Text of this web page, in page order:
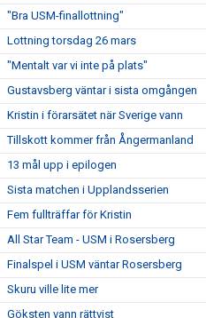
"Bra USM-finallottning"
Lottning torsdag 26 mars
"Mentalt var vi inte på plats"
Gustavsberg väntar i sista omgången
Kristin i förarsätet när Sverige vann
Tillskott kommer från Ångermanland
13 mål upp i epilogen
Sista matchen i Upplandsserien
Fem fullträffar för Kristin
All Star Team - USM i Rosersberg
Finalspel i USM väntar Rosersberg
Skuru ville lite mer
Göksten vann rättvist